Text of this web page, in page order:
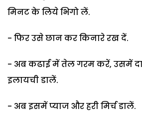
मिनट के लिये भिगो लें.
- फिर उसे छान कर किनारे रख दें.
- अब कढाई में तेल गरम करें, उसमें
इलायची डालें.
- अब इसमें प्‍याज और हरी मिर्च डालें.